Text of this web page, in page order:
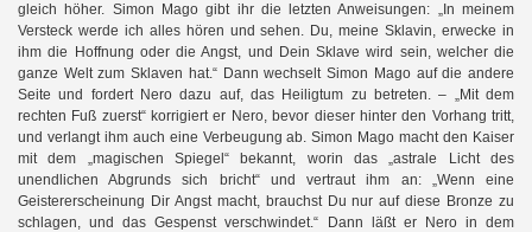
gleich höher. Simon Mago gibt ihr die letzten Anweisungen: „In meinem
Versteck werde ich alles hören und sehen. Du, meine Sklavin, erwecke in
ihm die Hoffnung oder die Angst, und Dein Sklave wird sein, welcher die
ganze Welt zum Sklaven hat.“ Dann wechselt Simon Mago auf die andere
Seite und fordert Nero dazu auf, das Heiligtum zu betreten. – „Mit dem
rechten Fuß zuerst“ korrigiert er Nero, bevor dieser hinter den Vorhang tritt,
und verlangt ihm auch eine Verbeugung ab. Simon Mago macht den Kaiser
mit dem „magischen Spiegel“ bekannt, worin das „astrale Licht des
unendlichen Abgrunds sich bricht“ und vertraut ihm an: „Wenn eine
Geistererscheinung Dir Angst macht, brauchst Du nur auf diese Bronze zu
schlagen, und das Gespenst verschwindet.“ Dann läßt er Nero in dem
2)